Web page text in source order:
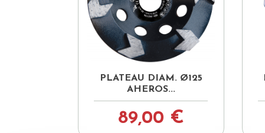
Aperçu rapide
PLATEAU DIAM. Ø125
AHEROS...
89,00 €